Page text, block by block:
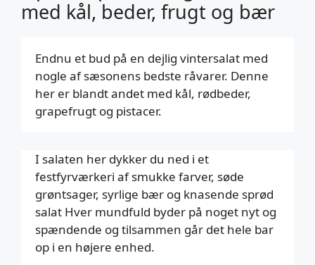
med kål, beder, frugt og bær
Endnu et bud på en dejlig vintersalat med
nogle af sæsonens bedste råvarer. Denne
her er blandt andet med kål, rødbeder,
grapefrugt og pistacer.
I salaten her dykker du ned i et
festfyrværkeri af smukke farver, søde
grøntsager, syrlige bær og knasende sprød
salat Hver mundfuld byder på noget nyt og
spændende og tilsammen går det hele bar
op i en højere enhed.